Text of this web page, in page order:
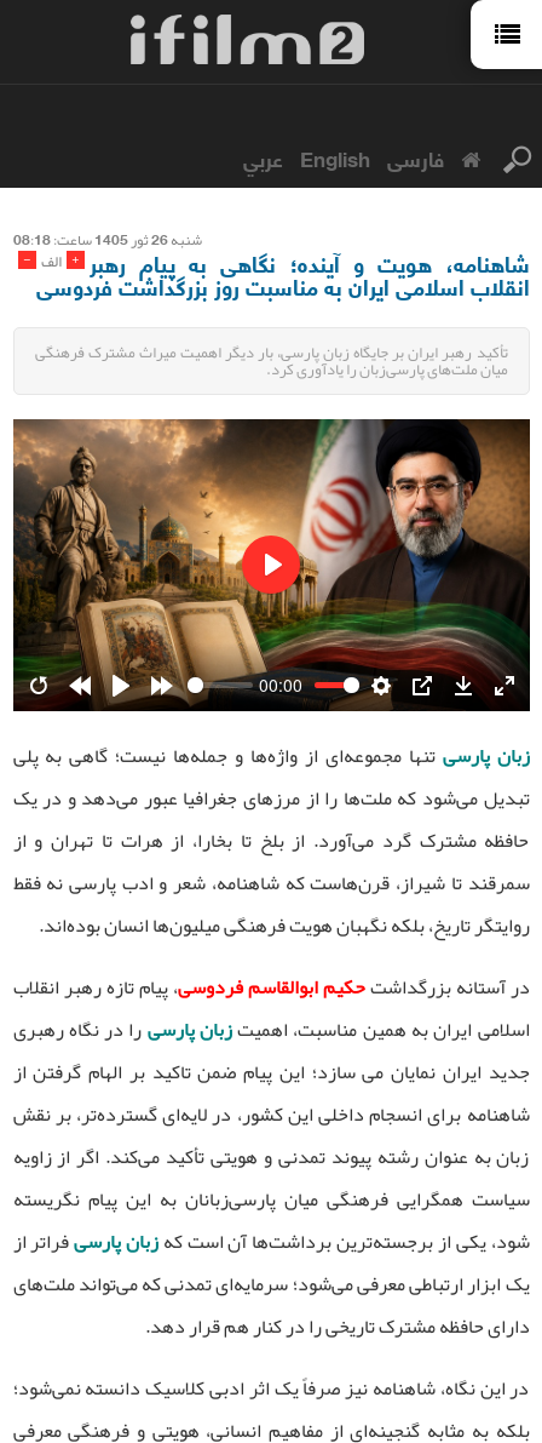
فارسی English عربي
شنبه 26 ثور 1405 ساعت: 08:18
- الف + شاهنامه، هویت و آینده؛ نگاهی به پیام رهبر
انقلاب اسلامی ایران به مناسبت روز بزرگداشت فردوسی
تأکید رهبر ایران بر جایگاه زبان پارسی، بار دیگر اهمیت میراث مشترک فرهنگی
میان ملت‌های پارسی‌زبان را یادآوری کرد.
RestartRewindPlay Forward
00:00
Settings
Download
Play
زبان پارسیتنها مجموعه‌ای از واژه‌ها و جمله‌ها نیست؛ گاهی به پلی
تبدیل می‌شود که ملت‌ها را از مرزهای جغرافیا عبور می‌دهد و در یک
حافظه مشترک گرد می‌آورد. از بلخ تا بخارا، از هرات تا تهران و از
سمرقند تا شیراز، قرن‌هاست که شاهنامه، شعر و ادب پارسی نه فقط
روایتگر تاریخ، بلکه نگهبان هویت فرهنگی میلیون‌ها انسان بوده‌اند.
در آستانه بزرگداشتحکیم ابوالقاسم فردوسی، پیام تازه رهبر انقلاب
اسلامی ایران به همین مناسبت، اهمیتزبان پارسیرا در نگاه رهبری
جدید ایران نمایان می سازد؛ این پیام ضمن تاکید بر الهام گرفتن از
شاهنامه برای انسجام داخلی این کشور، در لایه‌ای گسترده‌تر، بر نقش
زبان به عنوان رشته پیوند تمدنی و هویتی تأکید می‌کند. اگر از زاویه
سیاست همگرایی فرهنگی میان پارسی‌زبانان به این پیام نگریسته
شود، یکی از برجسته‌ترین برداشت‌ها آن است کهزبان پارسیفراتر از
یک ابزار ارتباطی معرفی می‌شود؛ سرمایه‌ای تمدنی که می‌تواند ملت‌های
دارای حافظه مشترک تاریخی را در کنار هم قرار دهد.
در این نگاه، شاهنامه نیز صرفاً یک اثر ادبی کلاسیک دانسته نمی‌شود؛
بلکه به مثابه گنجینه‌ای از مفاهیم انسانی، هویتی و فرهنگی معرفی